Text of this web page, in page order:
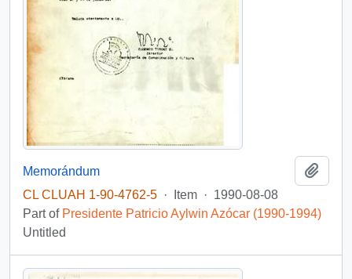
Memorándum
CL CLUAH 1-90-4762-5 · Item · 1990-08-08
Part of Presidente Patricio Aylwin Azócar (1990-1994)
Untitled